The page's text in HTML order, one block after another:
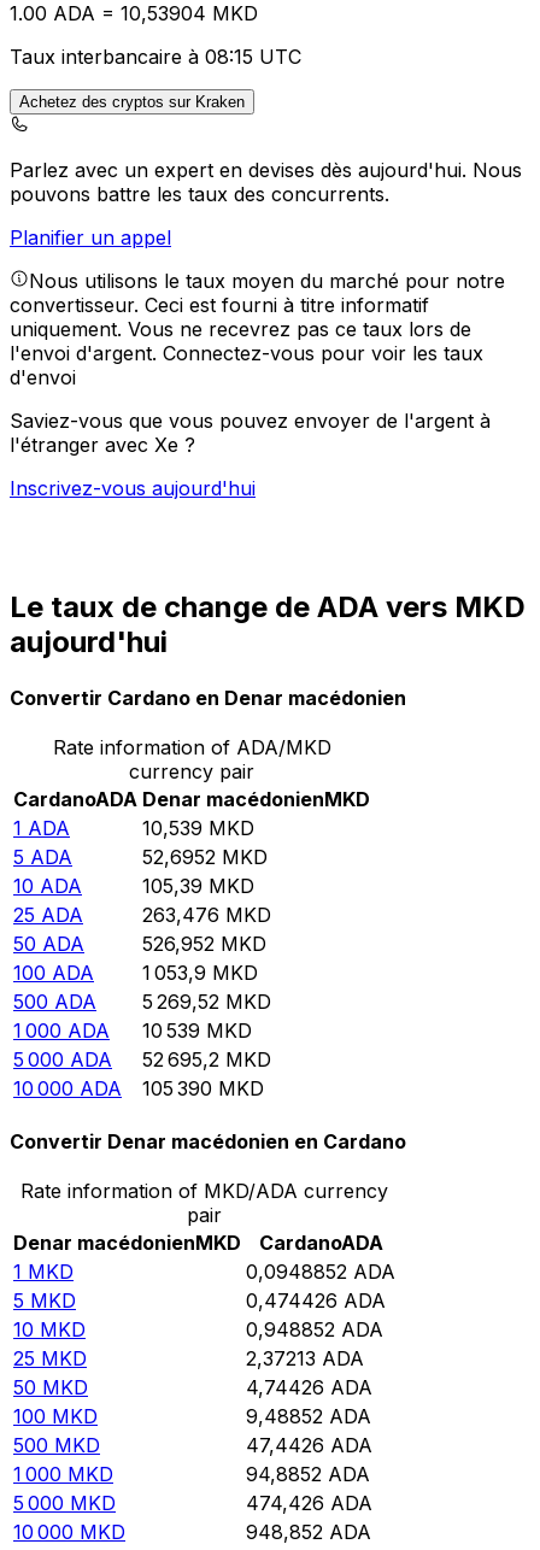
1.00 ADA = 10,53904 MKD
Taux interbancaire à 08:15 UTC
Achetez des cryptos sur Kraken
Parlez avec un expert en devises dès aujourd'hui. Nous
pouvons battre les taux des concurrents.
Planifier un appel
Nous utilisons le taux moyen du marché pour notre
convertisseur. Ceci est fourni à titre informatif
uniquement. Vous ne recevrez pas ce taux lors de
l'envoi d'argent. Connectez-vous pour voir les taux
d'envoi
Saviez-vous que vous pouvez envoyer de l'argent à
l'étranger avec Xe ?
Inscrivez-vous aujourd'hui
Le taux de change de ADA vers MKD
aujourd'hui
Convertir Cardano en Denar macédonien
Rate information of ADA/MKD
currency pair
CardanoADA Denar macédonienMKD
1 ADA 10,539 MKD
5 ADA 52,6952 MKD
10 ADA 105,39 MKD
25 ADA 263,476 MKD
50 ADA 526,952 MKD
100 ADA 1 053,9 MKD
500 ADA 5 269,52 MKD
1 000 ADA 10 539 MKD
5 000 ADA 52 695,2 MKD
10 000 ADA 105 390 MKD
Convertir Denar macédonien en Cardano
Rate information of MKD/ADA currency
pair
Denar macédonienMKD CardanoADA
1 MKD 0,0948852 ADA
5 MKD 0,474426 ADA
10 MKD 0,948852 ADA
25 MKD 2,37213 ADA
50 MKD 4,74426 ADA
100 MKD 9,48852 ADA
500 MKD 47,4426 ADA
1 000 MKD 94,8852 ADA
5 000 MKD 474,426 ADA
10 000 MKD 948,852 ADA